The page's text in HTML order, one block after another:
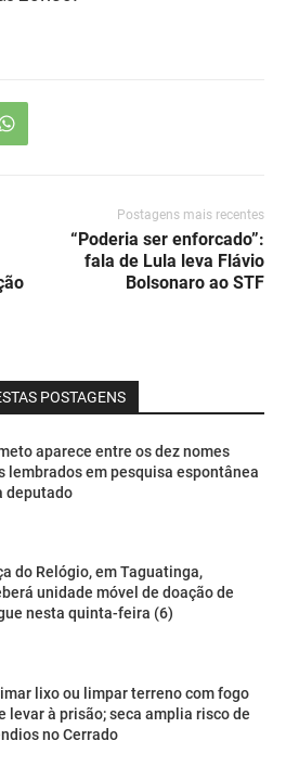
Postagens mais recentes
“Poderia ser enforcado”:
fala de Lula leva Flávio
Bolsonaro ao STF
POSTAGENS
aparece entre os dez nomes
lembrados em pesquisa espontânea
deputado
do Relógio, em Taguatinga,
unidade móvel de doação de
nesta quinta-feira (6)
lixo ou limpar terreno com fogo
levar à prisão; seca amplia risco de
no Cerrado